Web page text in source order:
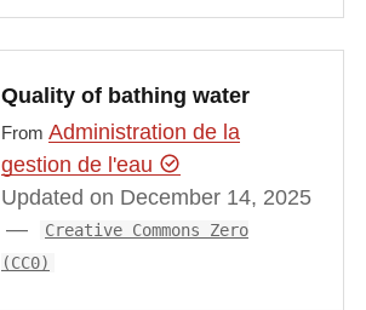
Quality of bathing water
From Administration de la
gestion de l'eau
Updated on December 14, 2025
Creative Commons Zero
(CC0)